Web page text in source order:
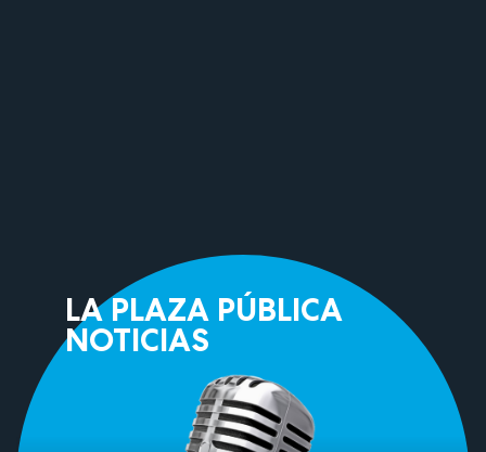
LA PLAZA PÚBLICA
NOTICIAS